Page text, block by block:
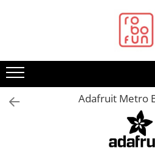
Arduino Original
Arduino Compatibil
Raspberry PI
Adafruit Metro